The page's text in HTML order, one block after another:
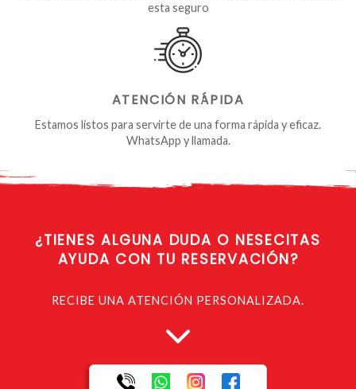
esta seguro
ATENCIÓN RÁPIDA
Estamos listos para servirte de una forma rápida y eficaz.
WhatsApp y llamada.
¿TIENES ALGUNA DUDA O NESECITAS
AYUDA CON TU RESERVACIÓN?
RECIBE UNA ATENCIÓN PERSONALIZADA.